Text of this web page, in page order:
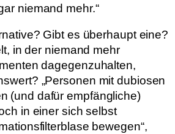
niemand mehr.“
Gibt es überhaupt eine?
in der niemand mehr
dagegenzuhalten,
„Personen mit dubiosen
(und dafür empfängliche)
in einer sich selbst
bewegen“,